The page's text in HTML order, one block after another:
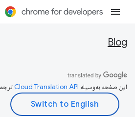
Blog
این صفحه به‌وسیله